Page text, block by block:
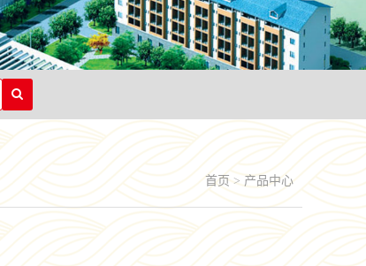
首页 > 产品中心